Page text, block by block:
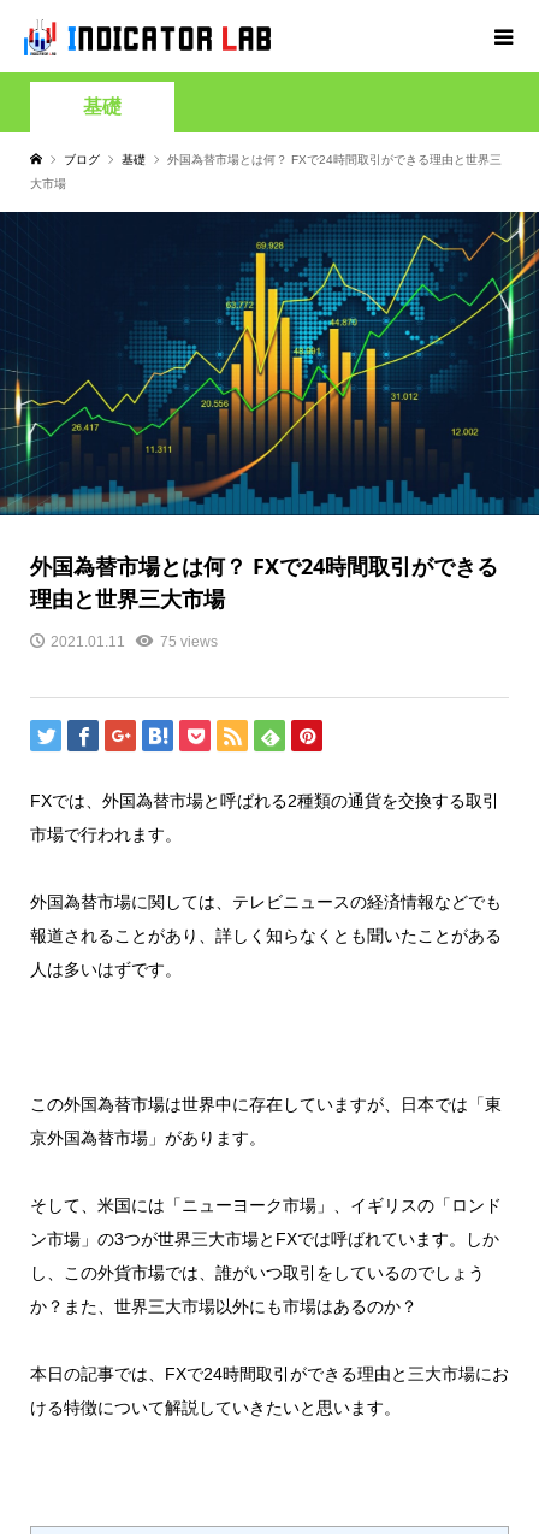
基礎
ブログ 基礎
外国為替市場とは何？ FXで24時間取引ができる理由と世界三
大市場
外国為替市場とは何？ FXで24時間取引ができる
理由と世界三大市場
2021.01.11 75 views
FXでは、外国為替市場と呼ばれる2種類の通貨を交換する取引
市場で行われます。
外国為替市場に関しては、テレビニュースの経済情報などでも
報道されることがあり、詳しく知らなくとも聞いたことがある
人は多いはずです。
この外国為替市場は世界中に存在していますが、日本では「東
京外国為替市場」があります。
そして、米国には「ニューヨーク市場」、イギリスの「ロンド
ン市場」の3つが世界三大市場とFXでは呼ばれています。しか
し、この外貨市場では、誰がいつ取引をしているのでしょう
か？また、世界三大市場以外にも市場はあるのか？
本日の記事では、FXで24時間取引ができる理由と三大市場にお
ける特徴について解説していきたいと思います。